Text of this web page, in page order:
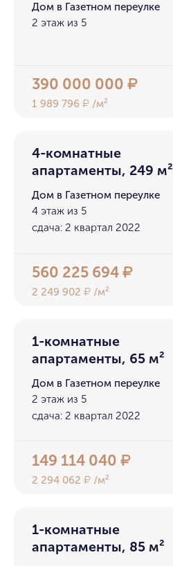
Дом в Газетном переулке
2 этаж из 5
390 000 000₽
1 989 796₽ /м²
4-комнатные
апартаменты, 249 м²
Дом в Газетном переулке
4 этаж из 5
сдача: 2 квартал 2022
560 225 694₽
2 249 902₽ /м²
1-комнатные
апартаменты, 65 м²
Дом в Газетном переулке
2 этаж из 5
сдача: 2 квартал 2022
149 114 040₽
2 294 062₽ /м²
1-комнатные
апартаменты, 85 м²